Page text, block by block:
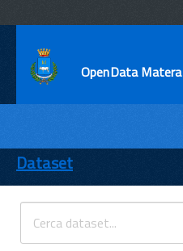
OpenData Matera
ENTI
TEMI
INFORMAZIONI
Dataset